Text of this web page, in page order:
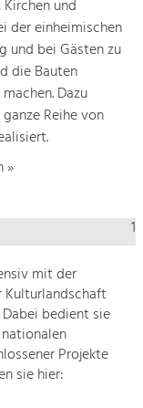
und
der einheimischen
und bei Gästen zu
die Bauten
Dazu
Reihe von
»
1
mit der
bedient sie
Projekte
sie hier: